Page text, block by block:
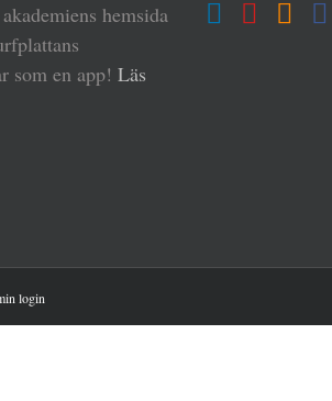
hemsida
som en app! Läs
login